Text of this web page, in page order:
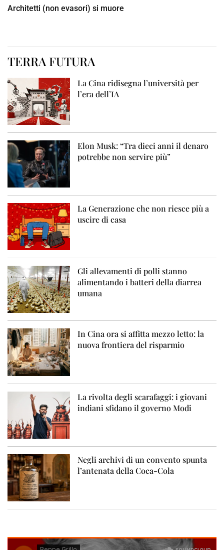
Architetti (non evasori) si muore
TERRA FUTURA
La Cina ridisegna l’università per
l’era dell’IA
Elon Musk: “Tra dieci anni il denaro
potrebbe non servire più”
La Generazione che non riesce più a
uscire di casa
Gli allevamenti di polli stanno
alimentando i batteri della diarrea
umana
In Cina ora si affitta mezzo letto: la
nuova frontiera del risparmio
La rivolta degli scarafaggi: i giovani
indiani sfidano il governo Modi
Negli archivi di un convento spunta
l’antenata della Coca-Cola